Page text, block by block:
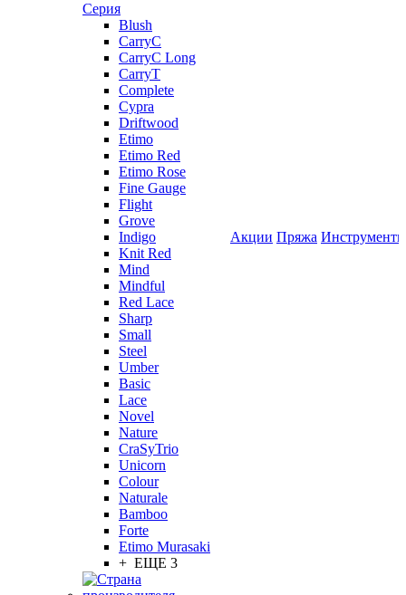
Серия
Blush
CarryC
CarryC Long
CarryT
Complete
Cypra
Driftwood
Etimo
Etimo Red
Etimo Rose
Fine Gauge
Flight
Grove
Indigo
Knit Red
Mind
Mindful
Red Lace
Sharp
Small
Steel
Umber
Basic
Lace
Novel
Nature
CraSyTrio
Unicorn
Colour
Naturale
Bamboo
Forte
Etimo Murasaki
+ ЕЩЕ 3
Акции Пряжа Инструменты